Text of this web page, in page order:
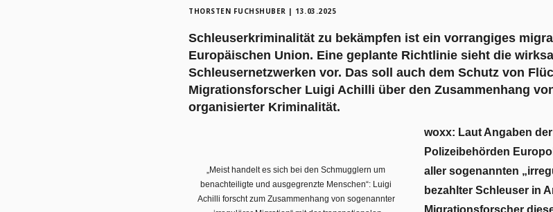
THORSTEN FUCHSHUBER | 13.03.2025
Schleuserkriminalität zu bekämpfen ist ein vorrangiges
Europäischen Union. Eine geplante Richtlinie sieht die
Schleusernetzwerken vor. Das soll auch dem Schutz von
Migrationsforscher Luigi Achilli über den Zusammenhang
organisierter Kriminalität.
„Meist handelt es sich bei den Schmugglern um
benachteiligte und ausgegrenzte Menschen“: Luigi
Achilli forscht zum Zusammenhang von sogenannter
woxx: Laut Angaben
Polizeibehörden
aller sogenannten
bezahlter Schleuser in
Migrationsforscher